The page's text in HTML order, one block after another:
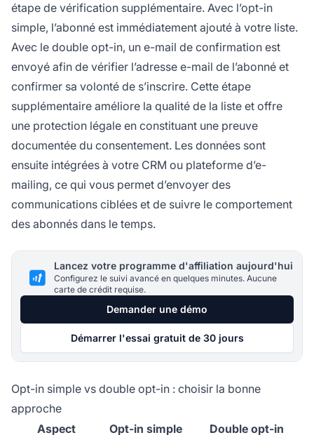
étape de vérification supplémentaire. Avec l’opt-in
simple, l’abonné est immédiatement ajouté à votre liste.
Avec le double opt-in, un e-mail de confirmation est
envoyé afin de vérifier l’adresse e-mail de l’abonné et
confirmer sa volonté de s’inscrire. Cette étape
supplémentaire améliore la qualité de la liste et offre
une protection légale en constituant une preuve
documentée du consentement. Les données sont
ensuite intégrées à votre CRM ou plateforme d’e-
mailing, ce qui vous permet d’envoyer des
communications ciblées et de suivre le comportement
des abonnés dans le temps.
Lancez votre programme d'affiliation aujourd'hui
Configurez le suivi avancé en quelques minutes. Aucune
carte de crédit requise.
Demander une démo
Démarrer l'essai gratuit de 30 jours
Opt-in simple vs double opt-in : choisir la bonne
approche
Aspect
Opt-in simple Double opt-in